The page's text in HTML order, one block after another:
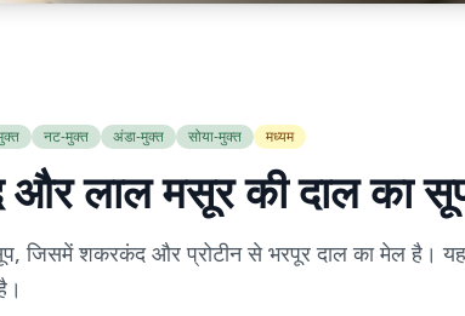
नट-मुक्त अंडा-मुक्त सोया-मुक्त मध्यम
और लाल मसूर की दाल का
जिसमें शकरकंद और प्रोटीन से भरपूर दाल का मेल है।